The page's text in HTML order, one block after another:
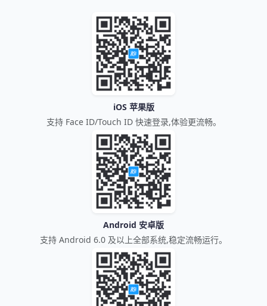
iOS 苹果版
支持 Face ID/Touch ID 快速登录,体验更流畅。
Android 安卓版
支持 Android 6.0 及以上全部系统,稳定流畅运行。